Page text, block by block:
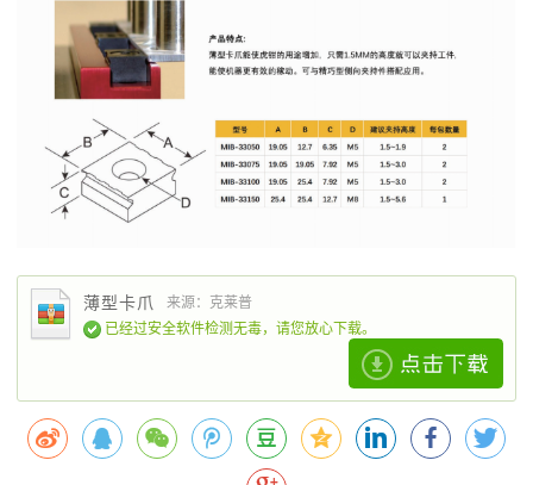
薄型卡爪
来源：克莱普
已经过安全软件检测无毒，请您放心下载。